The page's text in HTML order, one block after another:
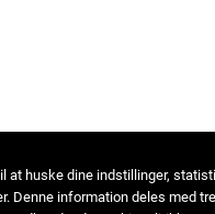
at huske dine indstillinger,
Denne information deles med